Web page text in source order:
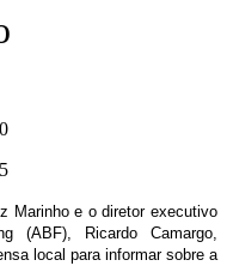
Marinho e o diretor executivo
(ABF), Ricardo Camargo,
local para informar sobre a